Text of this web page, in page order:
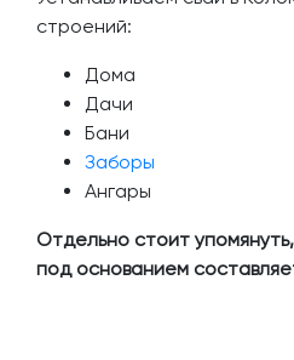
строений:
Дома
Дачи
Бани
Заборы
Ангары
Отдельно стоит
под основанием